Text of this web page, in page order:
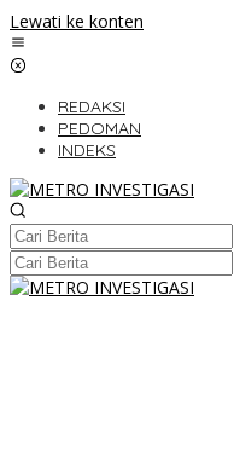
Lewati ke konten
REDAKSI
PEDOMAN
INDEKS